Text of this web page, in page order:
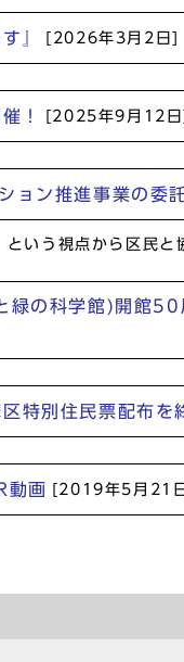
』 [2026年3月2日]
！ [2025年9月12日]
ョン推進事業の委
いう視点から区民と
緑の科学館)開館
特別住民票配布を
動画 [2019年5月21